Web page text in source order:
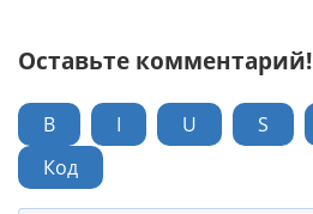
Оставьте комментарий!
B I U S
Код